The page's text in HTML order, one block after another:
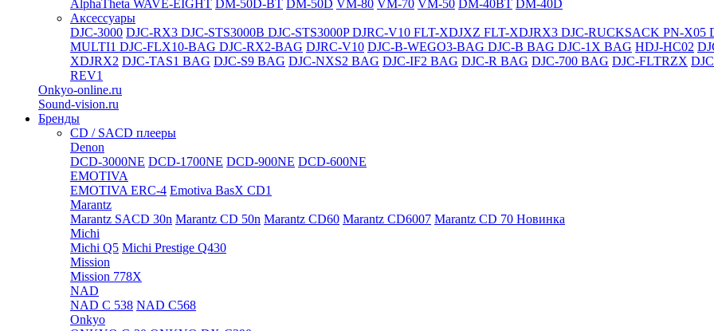
AlphaTheta WAVE-EIGHT DM-50D-BT DM-50D VM-80 VM-70 VM-50 DM-40BT DM-40D
Аксессуары
DJC-3000 DJC-RX3 DJC-STS3000B DJC-STS3000PDJRC-V10 FLT-XDJXZ FLT-XDJRX3 DJC-RUCKSACK PN-X05
MULTI1 DJC-FLX10-BAG DJC-RX2-BAG DJRC-V10 DJC-B-WEGO3-BAG DJC-B BAG DJC-1X BAG HDJ-HC02
XDJRX2 DJC-TAS1 BAG DJC-S9 BAG DJC-NXS2 BAG DJC-IF2 BAG DJC-R BAG DJC-700 BAG DJC-FLTRZX
REV1
Onkyo-online.ru
Sound-vision.ru
Бренды
CD / SACD плееры
Denon
DCD-3000NE DCD-1700NE DCD-900NE DCD-600NE
EMOTIVA
EMOTIVA ERC-4 Emotiva BasX CD1
Marantz
Marantz SACD 30n Marantz CD 50n Marantz CD60 Marantz CD6007 Marantz CD 70 Новинка
Michi
Michi Q5 Michi Prestige Q430
Mission
Mission 778X
NAD
NAD C 538 NAD C568
Onkyo